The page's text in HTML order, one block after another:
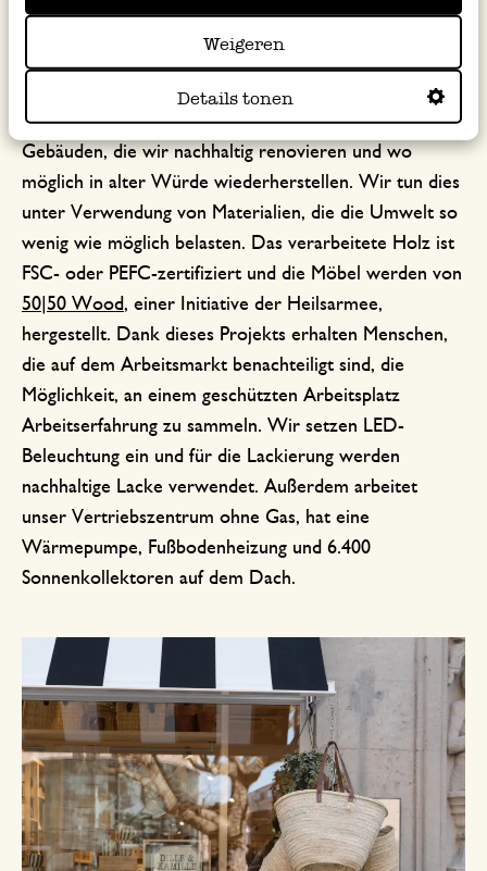
Weigeren
Details tonen
Nachhaltigkeit und unsere
Läden
Unsere Läden befinden sich in schönen alten
Gebäuden, die wir nachhaltig renovieren und wo
möglich in alter Würde wiederherstellen. Wir tun dies
unter Verwendung von Materialien, die die Umwelt so
wenig wie möglich belasten. Das verarbeitete Holz ist
FSC- oder PEFC-zertifiziert und die Möbel werden von
50|50 Wood, einer Initiative der Heilsarmee,
hergestellt. Dank dieses Projekts erhalten Menschen,
die auf dem Arbeitsmarkt benachteiligt sind, die
Möglichkeit, an einem geschützten Arbeitsplatz
Arbeitserfahrung zu sammeln. Wir setzen LED-
Beleuchtung ein und für die Lackierung werden
nachhaltige Lacke verwendet. Außerdem arbeitet
unser Vertriebszentrum ohne Gas, hat eine
Wärmepumpe, Fußbodenheizung und 6.400
Sonnenkollektoren auf dem Dach.